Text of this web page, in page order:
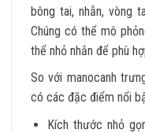
bông tai, nhẫn, vòng
Chúng có thể mô
thể nhỏ nhắn để phù
So với manocanh
có các đặc điểm nổi
Kích thước nhỏ